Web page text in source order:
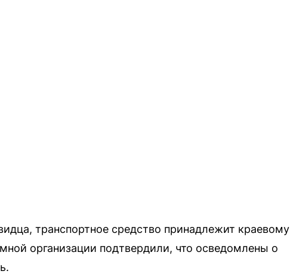
транспортное средство принадлежит краевому
организации подтвердили, что осведомлены о